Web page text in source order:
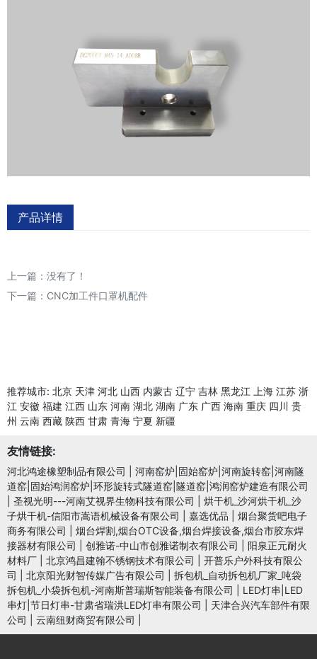
产品详情
上一篇：没有了！
下一篇： CNC加工件口罩机配件
推荐城市: 北京 天津 河北 山西 内蒙古 辽宁 吉林 黑龙江 上海 江苏 浙
江 安徽 福建 江西 山东 河南 湖北 湖南 广东 广西 海南 重庆 四川 贵
州 云南 西藏 陕西 甘肃 青海 宁夏 新疆
友情链接:
河北鸿途橡塑制品有限公司
河南窑炉|固始窑炉|河南旋转窑|河南隧
道窑|固始鸿润窑炉|环形旋转式隧道窑|隧道窑|鸿润窑炉建造有限公司
圣视光明---河南艾视界生物科技有限公司
烘干机_沙河烘干机_沙
子烘干机-信阳市嵩语机械设备有限公司
嘉选优品
烟台聚货吧电子
商务有限公司
烟台焊割,烟台OTC设备,烟台焊接设备,烟台市胶东焊
接器材有限公司
创雅诺-中山市创雅诺制衣有限公司
阳泉正元耐火
材料厂
北京鸿昌建翰不锈钢技术有限公司
开普乐户外科技有限公
司
北京阳光财智传媒广告有限公司
拆包机_自动拆包机厂家_吨袋
拆包机_小袋拆包机-河南斯普瑞斯智能装备有限公司
LED灯串|LED
串灯|节日灯串-甘肃省瑞洪LED灯串有限公司
天津合兴汽车部件有限
公司
云南纽财商贸有限公司